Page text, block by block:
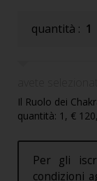
quantità : 1
Il Ruolo dei
quantità: 1, €
Per gli
condizioni